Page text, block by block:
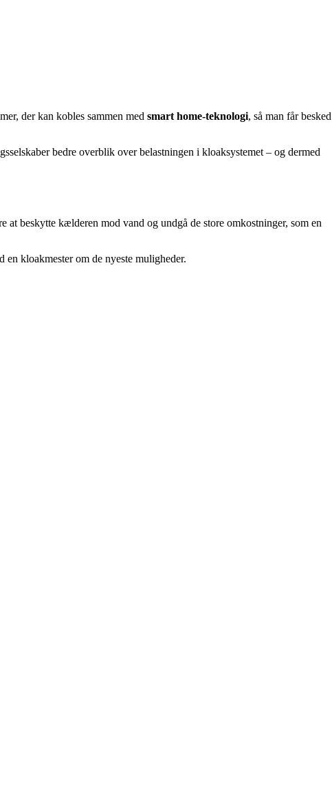
der kan kobles sammen med smart home-teknologi, så man får besked
bedre overblik over belastningen i kloaksystemet – og dermed
beskytte kælderen mod vand og undgå de store omkostninger, som en
en kloakmester om de nyeste muligheder.